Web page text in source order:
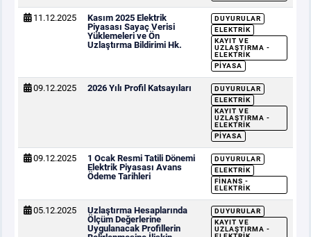
11.12.2025
Kasım 2025 Elektrik
Piyasası Sayaç Verisi
Yüklemeleri ve Ön
Uzlaştırma Bildirimi Hk.
DUYURULAR
ELEKTRIK
KAYIT VE
UZLAŞTIRMA -
ELEKTRIK
PIYASA
09.12.2025 2026 Yılı Profil Katsayıları
DUYURULAR
ELEKTRIK
KAYIT VE
UZLAŞTIRMA -
ELEKTRIK
PIYASA
09.12.2025
1 Ocak Resmi Tatili Dönemi
Elektrik Piyasası Avans
Ödeme Tarihleri
DUYURULAR
ELEKTRIK
FINANS -
ELEKTRIK
05.12.2025
Uzlaştırma Hesaplarında
Ölçüm Değerlerine
Uygulanacak Profillerin
DUYURULAR
KAYIT VE
UZLAŞTIRMA -